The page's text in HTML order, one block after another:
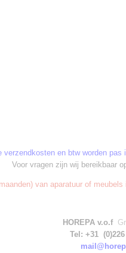
verzendkosten en btw worden pas
Voor vragen zijn wij bereikbaar
van aparatuur of
HOREPA v.o.f
Tel: +31 (0)226